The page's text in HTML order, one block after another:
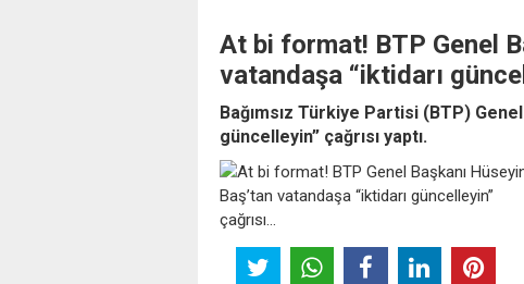
At bi format! BTP Genel
vatandaşa “iktidarı
Bağımsız Türkiye Partisi (BTP)
güncelleyin” çağrısı yaptı.